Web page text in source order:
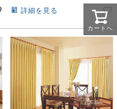
詳細を見る
カートへ